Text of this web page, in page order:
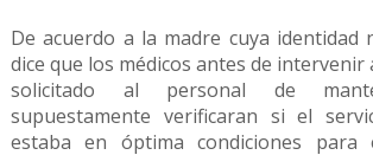
De acuerdo a la madre cuya identidad
dice que los médicos antes de
solicitado al personal de
supuestamente verificaran si el
estaba en óptima condiciones